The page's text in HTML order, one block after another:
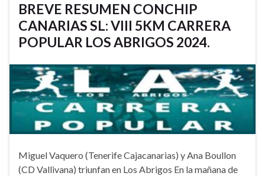
BREVE RESUMEN CONCHIP
CANARIAS SL: VIII 5KM CARRERA
POPULAR LOS ABRIGOS 2024.
Miguel Vaquero (Tenerife Cajacanarias) y Ana Boullon
(CD Vallivana) triunfan en Los Abrigos En la mañana de